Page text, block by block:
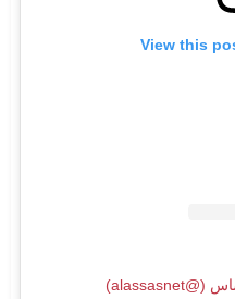
View this